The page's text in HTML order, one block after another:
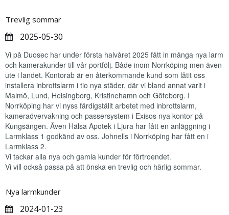
Trevlig sommar
2025-05-30
Vi på Duosec har under första halvåret 2025 fått in många nya larm
och kamerakunder till vår portfölj. Både inom Norrköping men även
ute i landet. Kontorab är en återkommande kund som låtit oss
installera inbrottslarm i tio nya städer, där vi bland annat varit i
Malmö, Lund, Helsingborg, Kristinehamn och Göteborg. I
Norrköping har vi nyss färdigställt arbetet med inbrottslarm,
kameraövervakning och passersystem i Exisos nya kontor på
Kungsängen. Även Hälsa Apotek i Ljura har fått en anläggning i
Larmklass 1 godkänd av oss. Johnells i Norrköping har fått en i
Larmklass 2.
Vi tackar alla nya och gamla kunder för förtroendet.
Vi vill också passa på att önska en trevlig och härlig sommar.
Nya larmkunder
2024-01-23